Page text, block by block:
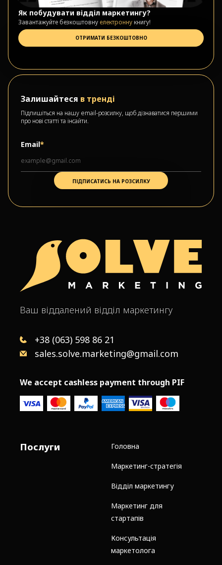
Залишайтеся в тренді
Підпишіться на нашу email-розсилку, щоб дізнаватися першими
про нові статті та інсайти.
Email*
Як побудувати відділ маркетингу?
Завантажуйте безкоштовну електроннукнигу!
ОТРИМАТИ БЕЗКОШТОВНО
Ваш віддалений відділ маркетингу
+38 (063) 598 86 21
sales.solve.marketing@gmail.com
We accept cashless payment through PIF
Послуги Головна
Маркетинг-стратегія
Відділ маркетингу
Маркетинг для
стартапів
Консультація
маркетолога